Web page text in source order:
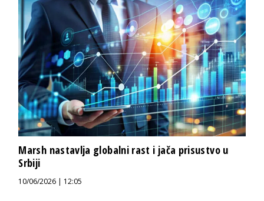
Marsh nastavlja globalni rast i jača prisustvo u
Srbiji
10/06/2026 | 12:05